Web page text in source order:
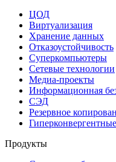
ЦОД
Виртуализация
Хранение данных
Отказоустойчивость
Суперкомпьютеры
Сетевые технологии
Медиа-проекты
Информационная
СЭД
Резервное
Продукты